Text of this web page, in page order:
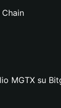
MGTX su